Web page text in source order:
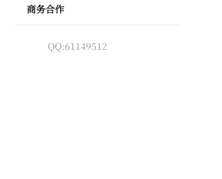
商务合作
QQ:61149512